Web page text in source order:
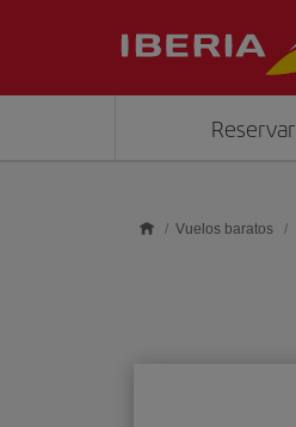
Reservar
Vuelos baratos